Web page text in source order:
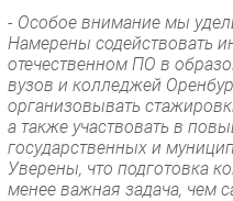
- Особое внимание мы
Намерены содействовать
отечественном ПО в
вузов и колледжей
организовывать
а также участвовать в
государственных и
Уверены, что подготовка
менее важная задача, чем